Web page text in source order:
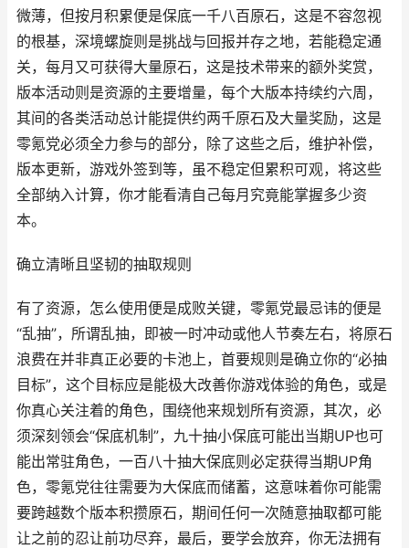
微薄，但按月积累便是保底一千八百原石，这是不容忽视
的根基，深境螺旋则是挑战与回报并存之地，若能稳定通
关，每月又可获得大量原石，这是技术带来的额外奖赏，
版本活动则是资源的主要增量，每个大版本持续约六周，
其间的各类活动总计能提供约两千原石及大量奖励，这是
零氪党必须全力参与的部分，除了这些之后，维护补偿，
版本更新，游戏外签到等，虽不稳定但累积可观，将这些
全部纳入计算，你才能看清自己每月究竟能掌握多少资
本。
确立清晰且坚韧的抽取规则
有了资源，怎么使用便是成败关键，零氪党最忌讳的便是
“乱抽”，所谓乱抽，即被一时冲动或他人节奏左右，将原石
浪费在并非真正必要的卡池上，首要规则是确立你的“必抽
目标”，这个目标应是能极大改善你游戏体验的角色，或是
你真心关注着的角色，围绕他来规划所有资源，其次，必
须深刻领会“保底机制”，九十抽小保底可能出当期UP也可
能出常驻角色，一百八十抽大保底则必定获得当期UP角
色，零氪党往往需要为大保底而储蓄，这意味着你可能需
要跨越数个版本积攒原石，期间任何一次随意抽取都可能
让之前的忍让前功尽弃，最后，要学会放弃，你无法拥有